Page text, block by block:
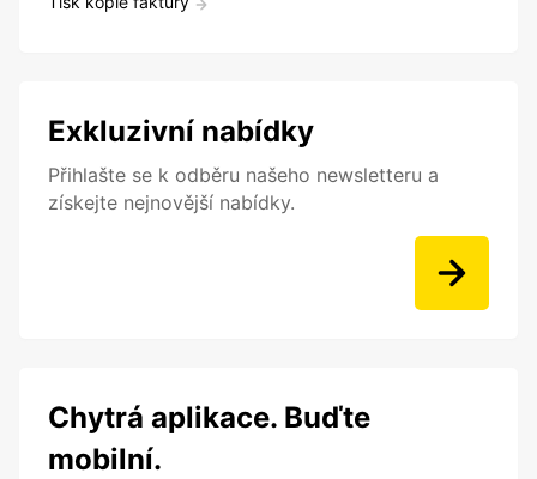
Exkluzivní nabídky
Přihlašte se k odběru našeho newsletteru a
získejte nejnovější nabídky.
Chytrá aplikace. Buďte
mobilní.